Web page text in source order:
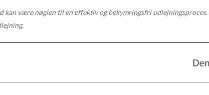
kan være nøglen til en effektiv og bekymringsfri